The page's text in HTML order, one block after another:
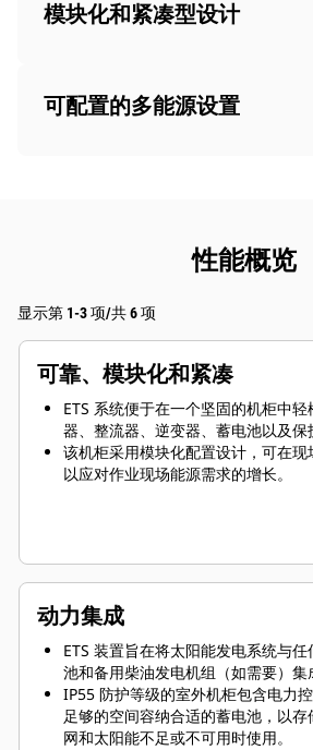
模块化和紧凑型设计
可配置的多能源设置
性能概览
显示第 1-3 项/共 6 项
可靠、模块化和紧凑
ETS 系统便于在一个坚固的机柜中
器、整流器、逆变器、蓄电池以及保
该机柜采用模块化配置设计，可在现
以应对作业现场能源需求的增长。
动力集成
ETS 装置旨在将太阳能发电系统与
池和备用柴油发电机组（如需要）集
IP55 防护等级的室外机柜包含电力
足够的空间容纳合适的蓄电池，以
网和太阳能不足或不可用时使用。